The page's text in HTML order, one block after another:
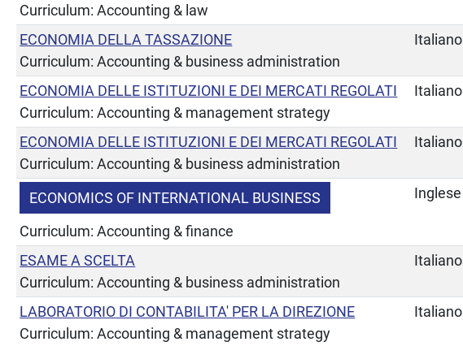
Curriculum: Accounting & law
ECONOMIA DELLA TASSAZIONE
Curriculum: Accounting & business administration
Italiano
ECONOMIA DELLE ISTITUZIONI E DEI MERCATI REGOLATI
Curriculum: Accounting & management strategy
Italiano
ECONOMIA DELLE ISTITUZIONI E DEI MERCATI REGOLATI
Curriculum: Accounting & business administration
Italiano
ECONOMICS OF INTERNATIONAL BUSINESS
Curriculum: Accounting & finance
Inglese
ESAME A SCELTA
Curriculum: Accounting & business administration
Italiano
LABORATORIO DI CONTABILITA' PER LA DIREZIONE
Curriculum: Accounting & management strategy
Italiano